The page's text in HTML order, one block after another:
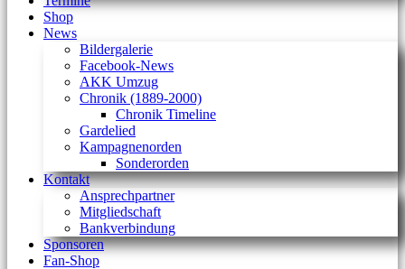
Shop
News
Bildergalerie
Facebook-News
AKK Umzug
Chronik (1889-2000)
Chronik Timeline
Gardelied
Kampagnenorden
Sonderorden
Kontakt
Ansprechpartner
Mitgliedschaft
Bankverbindung
Sponsoren
Fan-Shop